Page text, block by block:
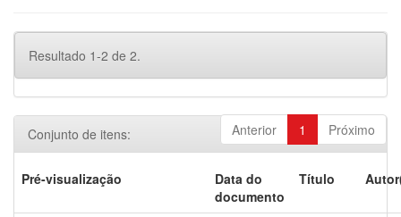
Resultado 1-2 de 2.
Anterior 1 Próximo
Conjunto de itens:
Pré-visualização
Data do
documento
Título